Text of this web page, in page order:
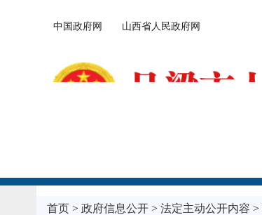
中国政府网 山西省人民政府网
首页> 政府信息公开> 法定主动公开内容 >